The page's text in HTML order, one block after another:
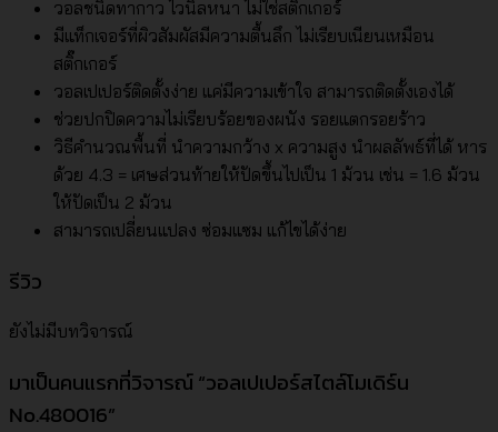
วอลชนิดทากาว ไวนิลหนา ไม่ใช่สติ๊กเกอร์
มีแท็กเจอร์ที่ผิวสัมผัสมีความตื้นลึก ไม่เรียบเนียนเหมือน
สติ๊กเกอร์
วอลเปเปอร์ติดตั้งง่าย แค่มีความเข้าใจ สามารถติดตั้งเองได้
ช่วยปกปิดความไม่เรียบร้อยของผนัง รอยแตกรอยร้าว
วิธีคำนวณพื้นที่ นำความกว้าง x ความสูง นำผลลัพธ์ที่ได้ หาร
ด้วย 4.3 = เศษส่วนท้ายให้ปัดขึ้นไปเป็น 1 ม้วน เช่น = 1.6 ม้วน
ให้ปัดเป็น 2 ม้วน
สามารถเปลี่ยนแปลง ซ่อมแซม แก้ไขได้ง่าย
รีวิว
ยังไม่มีบทวิจารณ์
มาเป็นคนแรกที่วิจารณ์ “วอลเปเปอร์สไตล์โมเดิร์น
No.480016”